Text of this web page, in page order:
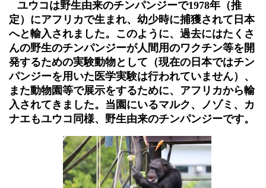
ユウコは野生由来のチンパンジーで1978年（推
定）にアフリカで生まれ、幼少時に捕獲されて日本
へと輸入されました。このように、過去にはたくさ
んの野生のチンパンジーが人間用のワクチン等を開
発するための実験動物として（現在の日本ではチン
パンジーを用いた医学実験は行われていません）、
また動物園等で展示をするために、アフリカから輸
入されてきました。当園にいるマルク、ノゾミ、カ
ナエもユウコ同様、野生由来のチンパンジーです。